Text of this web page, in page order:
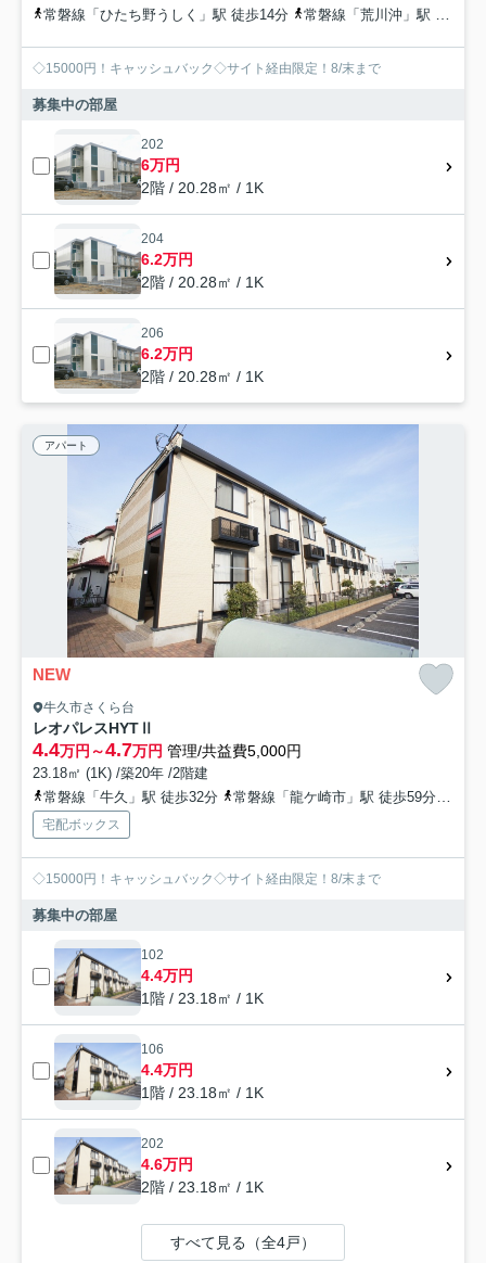
常磐線「ひたち野うしく」駅 徒歩14分
常磐線「荒川沖」駅 徒歩46分
◇15000円！キャッシュバック◇サイト経由限定！8/末まで
募集中の部屋
202
6万円
2階 / 20.28㎡ / 1K
204
6.2万円
2階 / 20.28㎡ / 1K
206
6.2万円
2階 / 20.28㎡ / 1K
アパート
NEW
牛久市さくら台
レオパレスHYTⅡ
4.4万円～4.7万円 管理/共益費5,000円
23.18㎡ (1K) /築20年 /2階建
常磐線「牛久」駅 徒歩32分
常磐線「龍ケ崎市」駅 徒歩59分
宅配ボックス
◇15000円！キャッシュバック◇サイト経由限定！8/末まで
募集中の部屋
102
4.4万円
1階 / 23.18㎡ / 1K
106
4.4万円
1階 / 23.18㎡ / 1K
202
4.6万円
2階 / 23.18㎡ / 1K
すべて見る（全4戸）